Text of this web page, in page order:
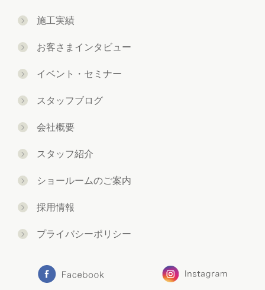
施工実績
お客さまインタビュー
イベント・セミナー
スタッフブログ
会社概要
スタッフ紹介
ショールームのご案内
採用情報
プライバシーポリシー